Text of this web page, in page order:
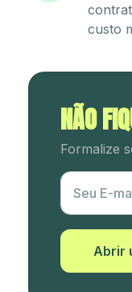
custo
NÃO
Formalize
Utm Content
Seu E-
Abrir